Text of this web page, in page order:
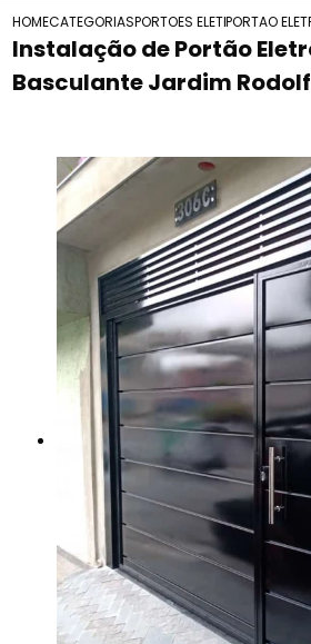
HOMECATEGORIASPORTOES ELETRONICOS
PORTAO
Instalação de Portão
Basculante Jardim